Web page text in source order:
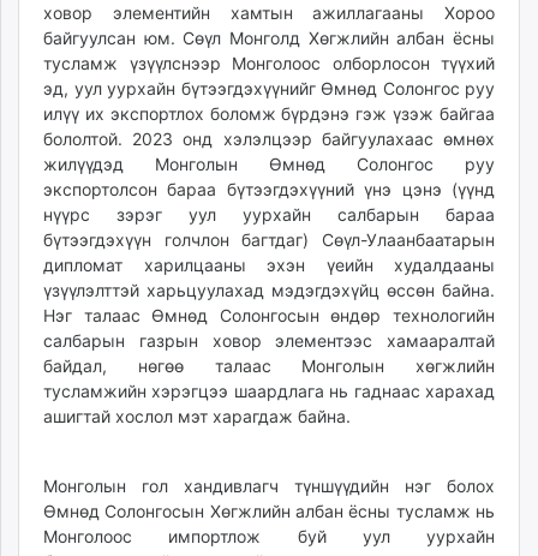
ховор элементийн хамтын ажиллагааны Хороо
байгуулсан юм. Сөүл Монголд Хөгжлийн албан ёсны
тусламж үзүүлснээр Монголоос олборлосон түүхий
эд, уул уурхайн бүтээгдэхүүнийг Өмнөд Солонгос руу
илүү их экспортлох боломж бүрдэнэ гэж үзэж байгаа
бололтой. 2023 онд хэлэлцээр байгуулахаас өмнөх
жилүүдэд Монголын Өмнөд Солонгос руу
экспортолсон бараа бүтээгдэхүүний үнэ цэнэ (үүнд
нүүрс зэрэг уул уурхайн салбарын бараа
бүтээгдэхүүн голчлон багтдаг) Сөүл-Улаанбаатарын
дипломат харилцааны эхэн үеийн худалдааны
үзүүлэлттэй харьцуулахад мэдэгдэхүйц өссөн байна.
Нэг талаас Өмнөд Солонгосын өндөр технологийн
салбарын газрын ховор элементээс хамааралтай
байдал, нөгөө талаас Монголын хөгжлийн
тусламжийн хэрэгцээ шаардлага нь гаднаас харахад
ашигтай хослол мэт харагдаж байна.
Монголын гол хандивлагч түншүүдийн нэг болох
Өмнөд Солонгосын Хөгжлийн албан ёсны тусламж нь
Монголоос импортлож буй уул уурхайн